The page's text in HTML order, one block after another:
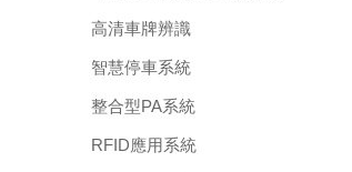
高清車牌辨識
智慧停車系統
整合型PA系統
RFID應用系統